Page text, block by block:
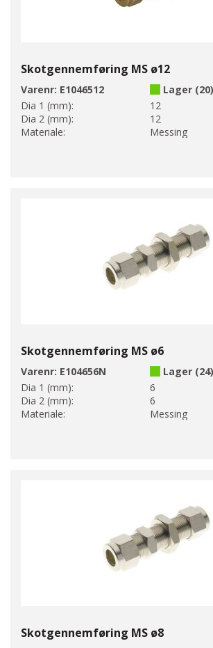
Skotgennemføring MS ø12
Varenr: E1046512
Lager (20)
Dia 1 (mm):
12
Dia 2 (mm):
12
Materiale:
Messing
Skotgennemføring MS ø6
Varenr: E104656N
Lager (24)
Dia 1 (mm):
6
Dia 2 (mm):
6
Materiale:
Messing
Skotgennemføring MS ø8